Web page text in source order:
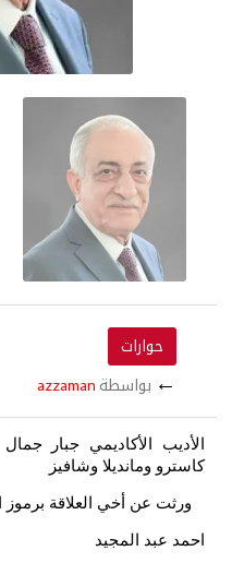
حوارات
← بواسطة azzaman
الأديب الأكاديمي جبار
كاسترو ومانديلا وشافيز
ورثت عن أخي العلاقة برموز
احمد عبد المجيد